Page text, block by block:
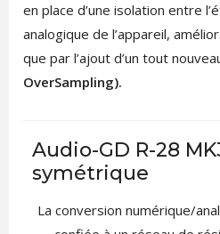
en place d’une isolation entre
analogique de l’appareil,
que par l’ajout d’un tout
OverSampling).
Audio-GD R-28
symétrique
La conversion numérique/